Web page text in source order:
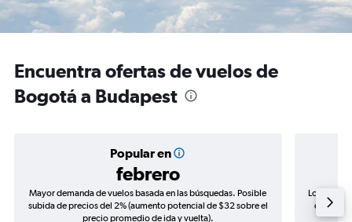
Encuentra ofertas de vuelos de
Bogotá a Budapest
Popular en
febrero
Mayor demanda de vuelos basada en las búsquedas. Posible
subida de precios del 2% (aumento potencial de $32 sobre el
precio promedio de ida y vuelta).
Los
de